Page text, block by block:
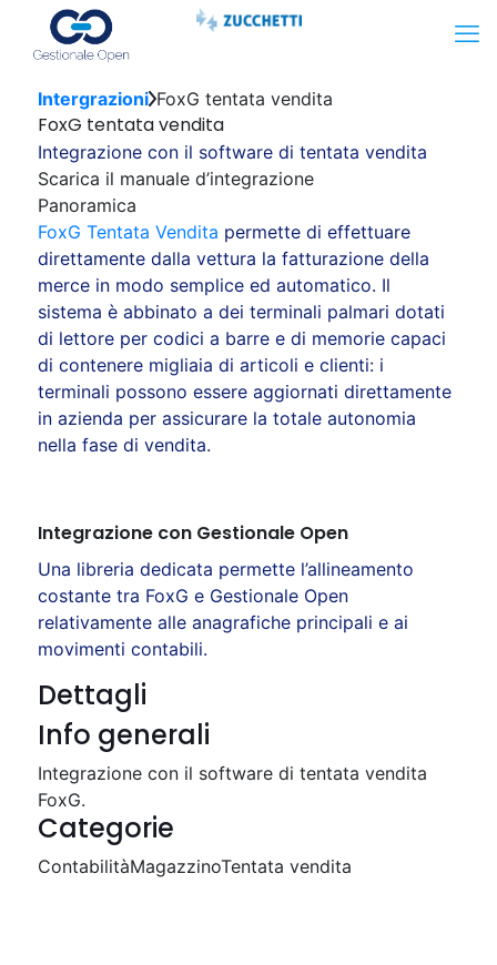
Intergrazioni FoxG tentata vendita
FoxG tentata vendita
Integrazione con il software di tentata vendita
Scarica il manuale d’integrazione
Panoramica
FoxG Tentata Vendita permette di effettuare
direttamente dalla vettura la fatturazione della
merce in modo semplice ed automatico. Il
sistema è abbinato a dei terminali palmari dotati
di lettore per codici a barre e di memorie capaci
di contenere migliaia di articoli e clienti: i
terminali possono essere aggiornati direttamente
in azienda per assicurare la totale autonomia
nella fase di vendita.
Integrazione con Gestionale Open
Una libreria dedicata permette l’allineamento
costante tra FoxG e Gestionale Open
relativamente alle anagrafiche principali e ai
movimenti contabili.
Dettagli
Info generali
Integrazione con il software di tentata vendita
FoxG.
Categorie
ContabilitàMagazzinoTentata vendita